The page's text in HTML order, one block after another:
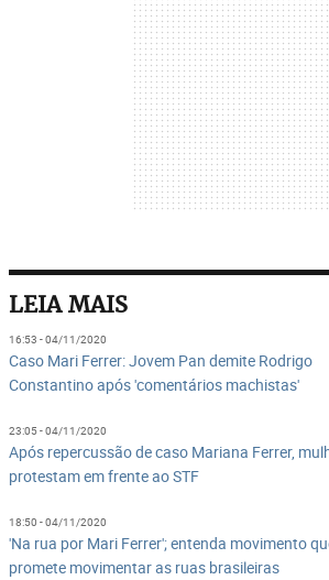
LEIA MAIS
16:53 - 04/11/2020
Caso Mari Ferrer: Jovem Pan demite Rodrigo
Constantino após 'comentários machistas'
23:05 - 04/11/2020
Após repercussão de caso Mariana Ferrer,
protestam em frente ao STF
18:50 - 04/11/2020
'Na rua por Mari Ferrer'; entenda movimento
promete movimentar as ruas brasileiras